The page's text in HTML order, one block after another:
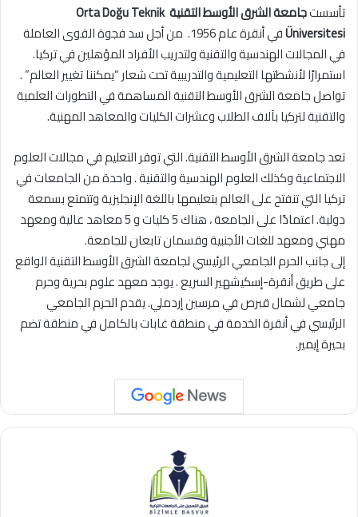
تأسست
جامعة الشرق الأوسط التقنية Orta Doğu Teknik
Üniversitesi
في أنقرة عام 1956. من أجل سد فجوة القوى العاملة
في المجالات الهندسية والتقنية ولتدريب الأفراد المؤهلين في تركيا.
استمرارًا لأنشطتها التعليمية والتدريبية تحت شعار “يمكننا تغيير العالم” .
تواصل جامعة الشرق الأوسط التقنية المساهمة في التطورات العلمية
والتقنية لتركيا بآلاف الطلاب وعشرات الكليات والمعاهد المهنية.
تعد جامعة الشرق الأوسط التقنية. التي توفر التعليم في مجالات العلوم
الاجتماعية وكذلك العلوم الهندسية والتقنية . واحدة من الجامعات في
تركيا التي تنفتح على العالم بتعليمها باللغة الإنجليزية وتتمتع بسمعة
دولية. اعتمادًا على الجامعة ، هناك 5 كليات و 5 معاهد عالية ومعهد
مهني ومعهد للغات الأجنبية وقسمان تابعان للجامعة.
إلى جانب الحرم الجامعي الرئيسي لجامعة الشرق الأوسط التقنية الواقع
على طريق أنقرة-إسكيشهير السريع . يوجد معهد علوم بحرية وحرم
جامعي لشمال قبرص في مرسين إردملي. يقدم الحرم الجامعي
الرئيسي في أنقرة الخدمة في منطقة غابات بالكامل في منطقة تضم
بحيرة إيمير.